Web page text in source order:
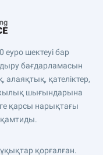
шектеуі бар
бағдарламасын
қателіктер,
шығындарына
қарсы нарықтағы
қорғалған.